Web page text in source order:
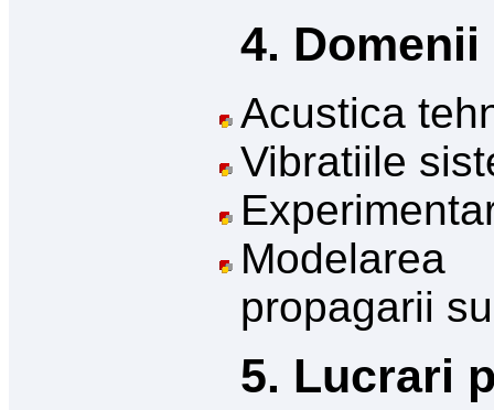
4.
Acustica
Vibratiile
propagarii
5. Lucrari